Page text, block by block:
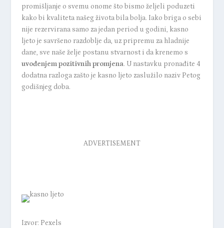
promišljanje o svemu onome što bismo željeli poduzeti
kako bi kvaliteta našeg života bila bolja. Iako briga o sebi
nije rezervirana samo za jedan period u godini, kasno
ljeto je savršeno razdoblje da, uz pripremu za hladnije
dane, sve naše želje postanu stvarnost i da krenemo s
uvođenjem pozitivnih promjena. U nastavku pronađite 4
dodatna razloga zašto je kasno ljeto zaslužilo naziv Petog
godišnjeg doba.
ADVERTISEMENT
Izvor: Pexels